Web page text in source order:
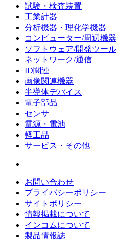
試験・検査装置
工業計器
分析機器・理化学機器
コンピューター/周辺機器
ソフトウェア/開発ツール
ネットワーク/通信
ID関連
画像関連機器
半導体デバイス
電子部品
センサ
電源・電池
軽工品
サービス・その他
お問い合わせ
プライバシーポリシー
サイトポリシー
情報掲載について
インコムについて
製品情報誌